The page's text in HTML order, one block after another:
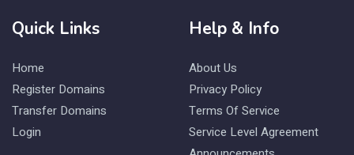
Quick Links
Home
Register Domains
Transfer Domains
Login
Help & Info
About Us
Privacy Policy
Terms Of Service
Service Level Agreement